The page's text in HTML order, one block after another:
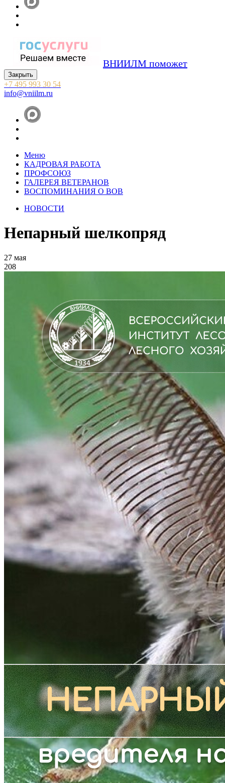
ВНИИЛМ поможет
Закрыть
+7 495 993 30 54
info@vniilm.ru
Меню
КАДРОВАЯ РАБОТА
ПРОФСОЮЗ
ГАЛЕРЕЯ ВЕТЕРАНОВ
ВОСПОМИНАНИЯ О ВОВ
НОВОСТИ
Непарный шелкопряд
27 мая
208